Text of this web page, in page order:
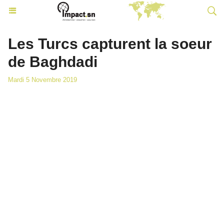
Les Turcs capturent la soeur
de Baghdadi
Mardi 5 Novembre 2019